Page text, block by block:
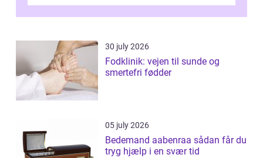
30 july 2026
Fodklinik: vejen til sunde og
smertefri fødder
05 july 2026
Bedemand aabenraa sådan får du
tryg hjælp i en svær tid